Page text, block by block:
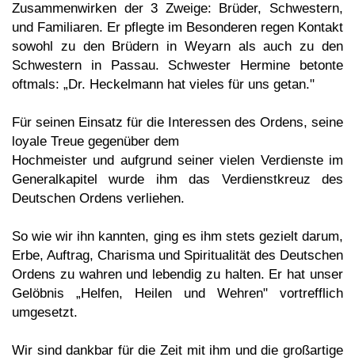
Zusammenwirken der 3 Zweige: Brüder, Schwestern,
und Familiaren. Er pflegte im Besonderen regen Kontakt
sowohl zu den Brüdern in Weyarn als auch zu den
Schwestern in Passau. Schwester Hermine betonte
oftmals: „Dr. Heckelmann hat vieles für uns getan."
Für seinen Einsatz für die Interessen des Ordens, seine
loyale Treue gegenüber dem
Hochmeister und aufgrund seiner vielen Verdienste im
Generalkapitel wurde ihm das Verdienstkreuz des
Deutschen Ordens verliehen.
So wie wir ihn kannten, ging es ihm stets gezielt darum,
Erbe, Auftrag, Charisma und Spiritualität des Deutschen
Ordens zu wahren und lebendig zu halten. Er hat unser
Gelöbnis „Helfen, Heilen und Wehren" vortrefflich
umgesetzt.
Wir sind dankbar für die Zeit mit ihm und die großartige